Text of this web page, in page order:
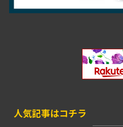
人気記事はコチラ